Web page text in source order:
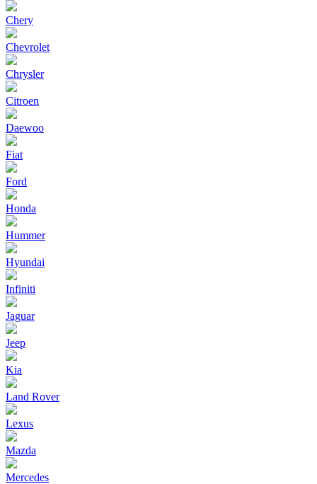
Chery
Chevrolet
Chrysler
Citroen
Daewoo
Fiat
Ford
Honda
Hummer
Hyundai
Infiniti
Jaguar
Jeep
Kia
Land Rover
Lexus
Mazda
Mercedes